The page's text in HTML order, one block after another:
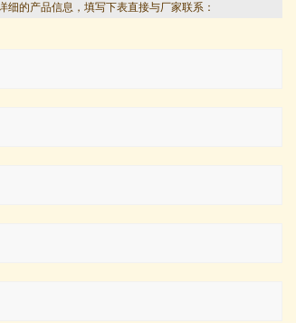
细的产品信息，填写下表直接与厂家联系：